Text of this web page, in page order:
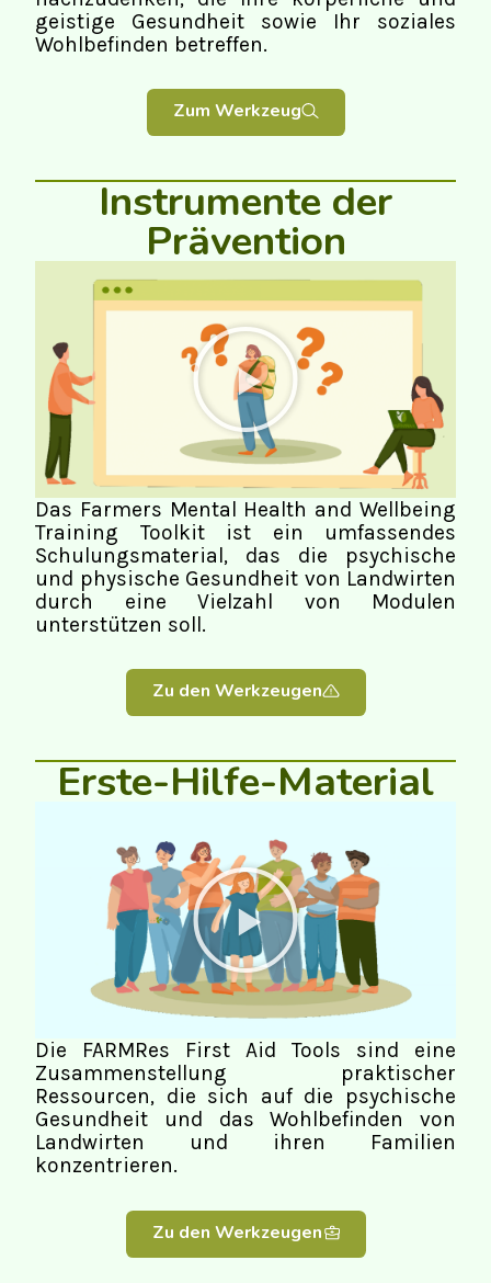
geistige Gesundheit sowie Ihr soziales
Wohlbefinden betreffen.
Zum Werkzeug
Instrumente der
Prävention
Das Farmers Mental Health and Wellbeing
Training Toolkit ist ein umfassendes
Schulungsmaterial, das die psychische
und physische Gesundheit von Landwirten
durch eine Vielzahl von Modulen
unterstützen soll.
Zu den Werkzeugen
Erste-Hilfe-Material
Die FARMRes First Aid Tools sind eine
Zusammenstellung praktischer
Ressourcen, die sich auf die psychische
Gesundheit und das Wohlbefinden von
Landwirten und ihren Familien
konzentrieren.
Zu den Werkzeugen